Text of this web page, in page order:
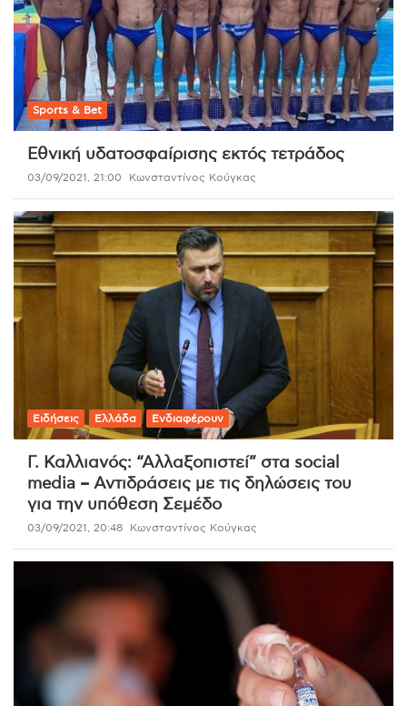
Sports & Bet
Εθνική υδατοσφαίρισης εκτός τετράδος
03/09/2021, 21:00 Κωνσταντίνος Κούγκας
Ειδήσεις Ελλάδα Ενδιαφέρουν
Γ. Καλλιανός: “Αλλαξοπιστεί” στα social
media – Αντιδράσεις με τις δηλώσεις του
για την υπόθεση Σεμέδο
03/09/2021, 20:48 Κωνσταντίνος Κούγκας